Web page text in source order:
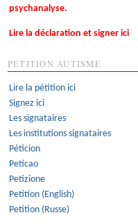
psychanalyse.
Lire la déclaration et signer ici
PETITION AUTISME
Lire la pétition ici
Signez ici
Les signataires
Les institutions signataires
Péticion
Peticao
Petizione
Petition (English)
Petition (Russe)